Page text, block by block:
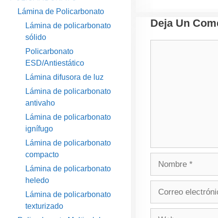
Deja Un
Lámina de Policarbonato
Lámina de policarbonato
sólido
Policarbonato
ESD/Antiestático
Lámina difusora de luz
Lámina de policarbonato
antivaho
Lámina de policarbonato
ignífugo
Lámina de policarbonato
compacto
Lámina de policarbonato
heledo
Lámina de policarbonato
texturizado